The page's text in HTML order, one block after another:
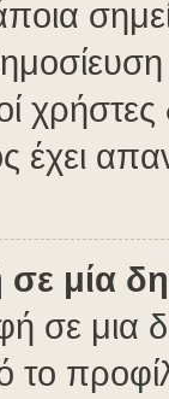
έχει
μία
σε μια
το